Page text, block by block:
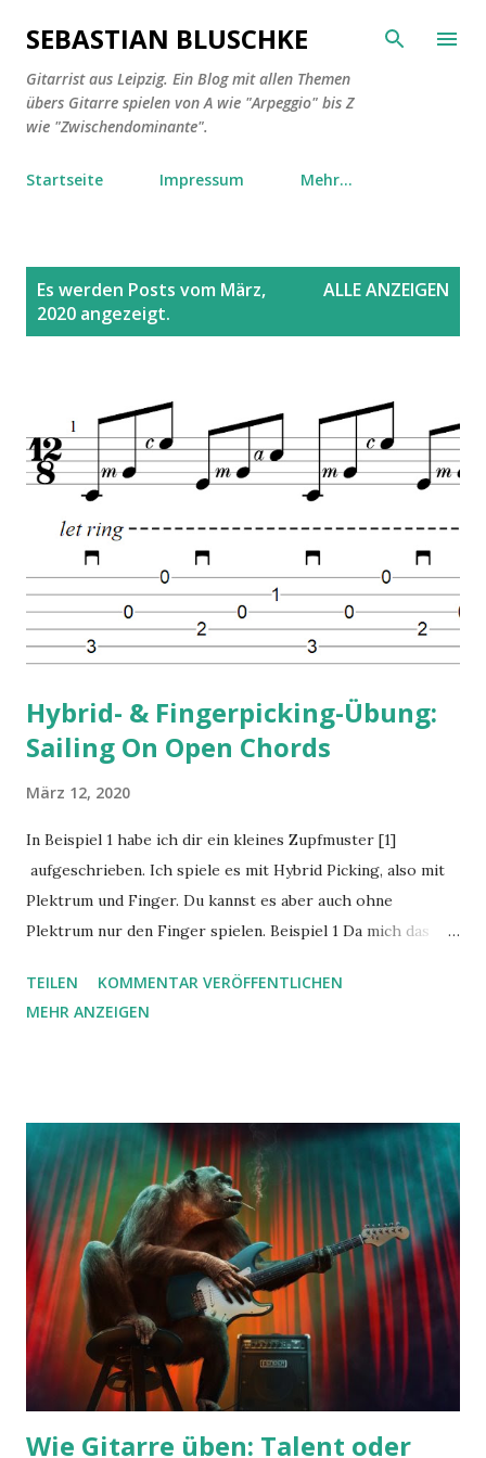
Direkt zum Hauptbereich
SEBASTIAN BLUSCHKE
Gitarrist aus Leipzig. Ein Blog mit allen Themen
übers Gitarre spielen von A wie "Arpeggio" bis Z
wie "Zwischendominante".
Startseite Impressum Mehr…
Es werden Posts vom März,
2020 angezeigt.
ALLE ANZEIGEN
Hybrid- & Fingerpicking-Übung:
Sailing On Open Chords
März 12, 2020
In Beispiel 1 habe ich dir ein kleines Zupfmuster [1]
aufgeschrieben. Ich spiele es mit Hybrid Picking, also mit
Plektrum und Finger. Du kannst es aber auch ohne
Plektrum nur den Finger spielen. Beispiel 1 Da mich das
habe ich eine kleine Akkordvariation auf Grundlage des Rod
Steward Klassikers „Sailing“ geschrieben. Die keine Etüde
spielst du das Zupfmuster dazu. Beachte vor allem den
Dm7/9 Akkord im 13. Takt, der ist etwas ungewöhnlich:
Hier musst du mit dem Zeigefinger einen Barré über die d-,
g- und b-Saite auf eine Art und Weise greifen, dass die
hohe e-Saite nicht berührt wird und frei klingen kann
(siehe Bild). Sollte der Akkord gar nicht für dich
funktionieren, kannst du z.B. auch einen Standard-Moll-
Neuner ohne Leersaiten geifen (X-5-3...
TEILEN
KOMMENTAR VERÖFFENTLICHEN
MEHR ANZEIGEN
Wie Gitarre üben: Talent oder